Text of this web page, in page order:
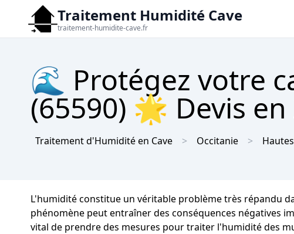
Traitement Humidité Cave
traitement-humidite-cave.fr
🌊 Protégez votre
(65590) 🌟 Devis
Traitement d'Humidité en Cave Occitanie
L'humidité constitue un véritable problème très répandu
phénomène peut entraîner des conséquences négatives
vital de prendre des mesures pour traiter l'humidité des